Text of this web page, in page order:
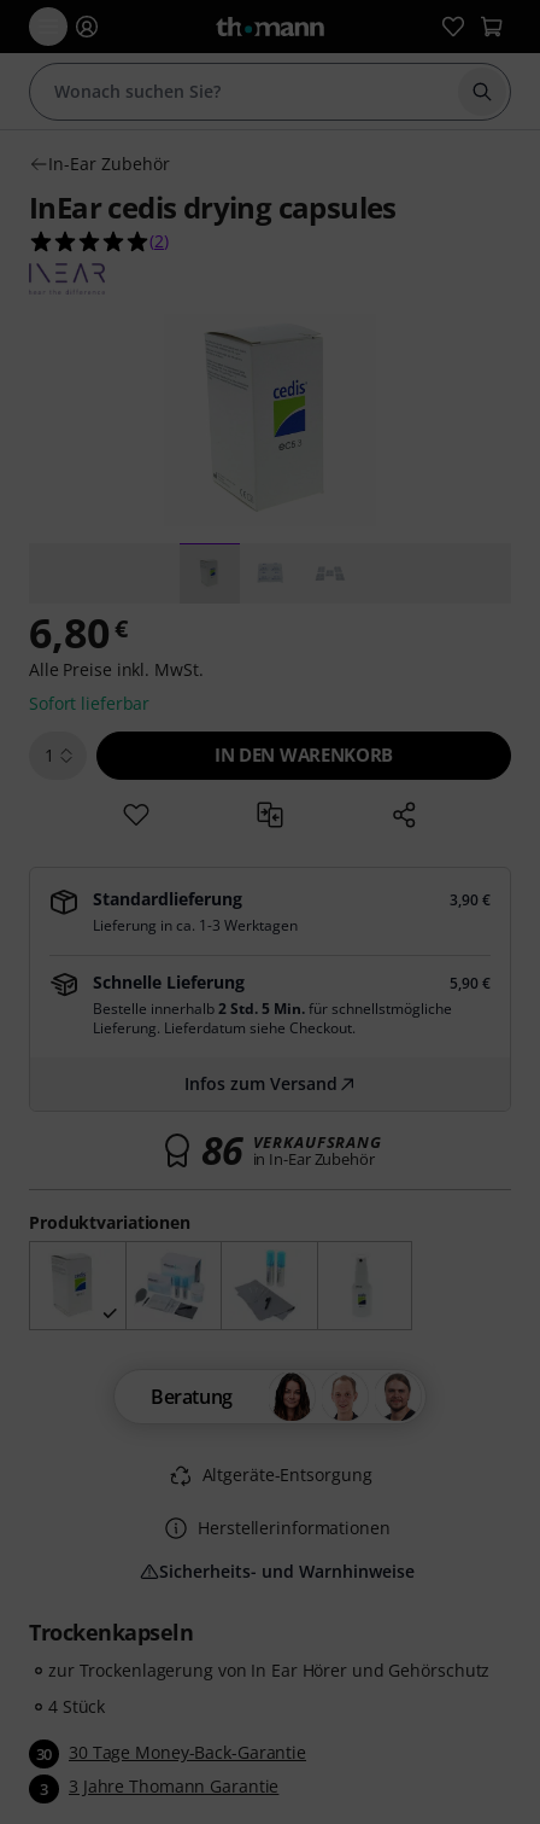
Suche
In-Ear Zubehör
InEar cedis drying capsules
5.0 von 5 Sternen aus 2 Kundenbewertungen
(2)
Trockenkapseln
zur Trockenlagerung von In Ear Hörer und Gehörschutz
4 Stück
30 30 Tage Money-Back-Garantie
3 3 Jahre Thomann Garantie
Produktvariationen
6,80€
Alle Preise inkl. MwSt.
Sofort lieferbar
1 IN DEN WARENKORB
Standardlieferung
3,90 €
Lieferung in ca. 1-3 Werktagen
Schnelle Lieferung
5,90 €
Bestelle innerhalb2 Std. 5 Min.für schnellstmögliche
Lieferung. Lieferdatum siehe Checkout.
Infos zum Versand
86 VERKAUFSRANG
in In-Ear Zubehör
Beratung
Altgeräte-Entsorgung
Herstellerinformationen
Sicherheits- und Warnhinweise